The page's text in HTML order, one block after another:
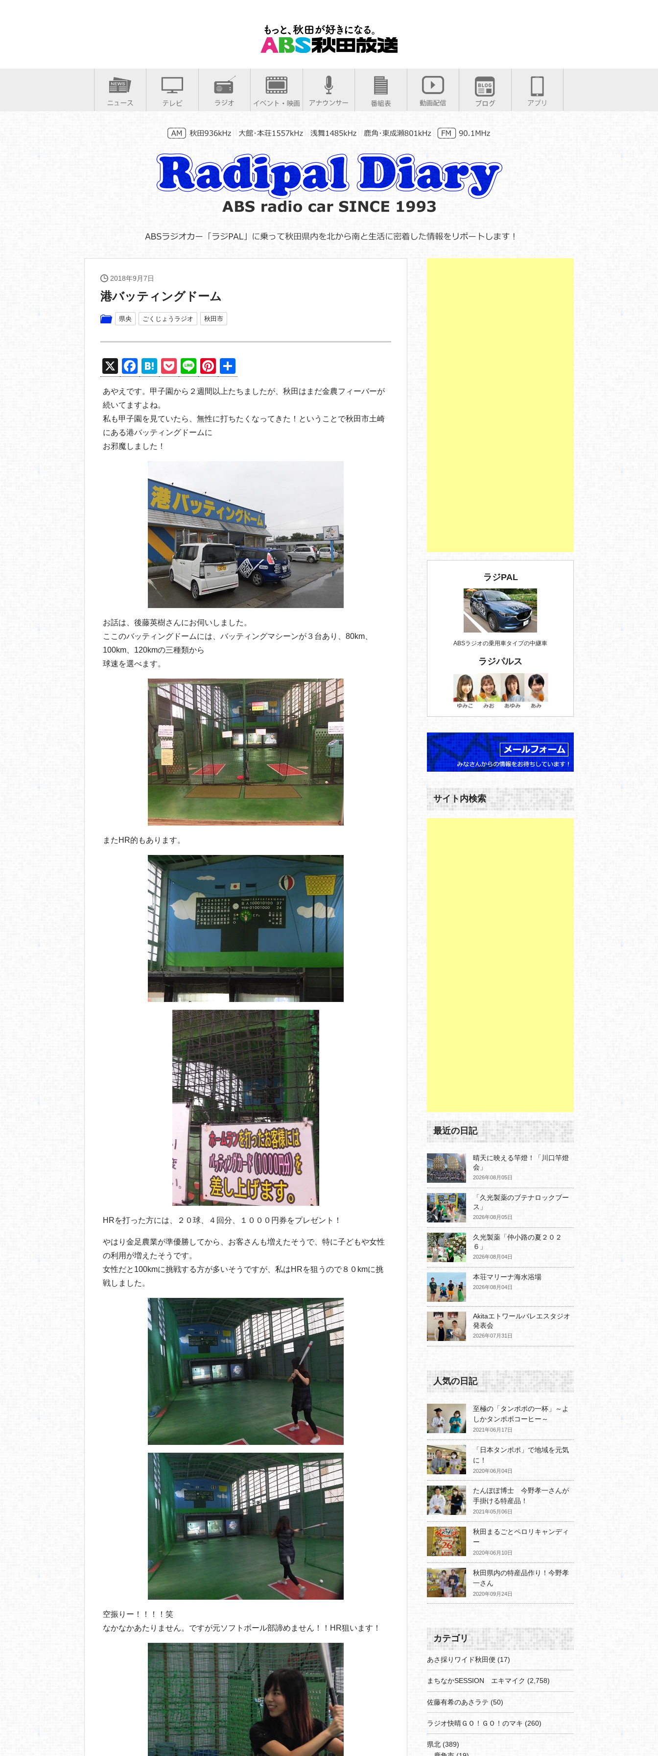
2018年9月7日
港バッティングドーム
県央 ごくじょうラジオ 秋田市
X
F
a
c
e
b
o
H
at
e
n
a
P
o
ck
et
Li
n
e
Pi
nt
er
e
st
有
あやえです。甲子園から２週間以上たちましたが、秋田はまだ金農フィーバーが
続いてますよね。
私も甲子園を見ていたら、無性に打ちたくなってきた！ということで秋田市土崎
にある港バッティングドームに
お邪魔しました！
お話は、後藤英樹さんにお伺いしました。
ここのバッティングドームには、バッティングマシーンが３台あり、80km、
100km、120kmの三種類から
球速を選べます。
またHR的もあります。
HRを打った方には、２０球、４回分、１０００円券をプレゼント！
やはり金足農業が準優勝してから、お客さんも増えたそうで、特に子どもや女性
の利用が増えたそうです。
女性だと100kmに挑戦する方が多いそうですが、私はHRを狙うので８０kmに挑
戦しました。
空振りー！！！！笑
なかなかあたりません。ですが元ソフトボール部諦めません！！HR狙います！
ラジPAL
ABSラジオの乗用車タイプの中継車
ラジパルス
サイト内検索
最近の日記
晴天に映える竿燈！「川口竿燈
会」
2026年08月05日
「久光製薬のブテナロックブー
ス」
2026年08月05日
久光製薬「仲小路の夏２０２
６」
2026年08月04日
本荘マリーナ海水浴場
2026年08月04日
Akitaエトワールバレエスタジオ
発表会
2026年07月31日
人気の日記
至極の「タンポポの一杯」～よ
しかタンポポコーヒー～
2021年06月17日
「日本タンポポ」で地域を元気
に！
2020年06月04日
たんぽぽ博士 今野孝一さんが
手掛ける特産品！
2021年05月06日
秋田まるごとペロリキャンディ
ー
2020年06月10日
秋田県内の特産品作り！今野孝
一さん
2020年09月24日
カテゴリ
あさ採りワイド秋田便 (17)
まちなかSESSION エキマイク (2,758)
佐藤有希のあさラテ (50)
ラジオ快晴ＧＯ！ＧＯ！のマキ (260)
県北 (389)